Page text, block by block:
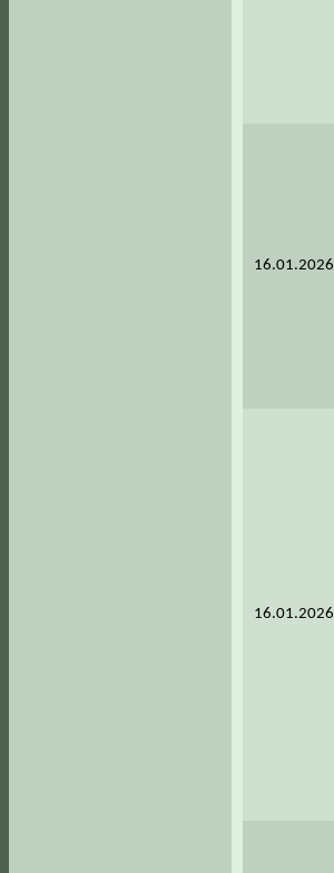
16.01.2026
16.01.2026